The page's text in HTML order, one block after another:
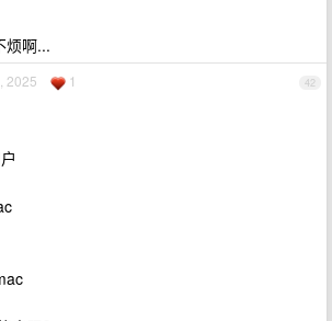
烦啊...
42
2025 1